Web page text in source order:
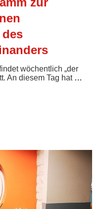
wöchentlich „der
An diesem Tag hat …